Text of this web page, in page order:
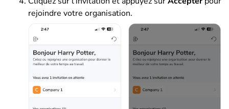
rejoindre votre organisation.